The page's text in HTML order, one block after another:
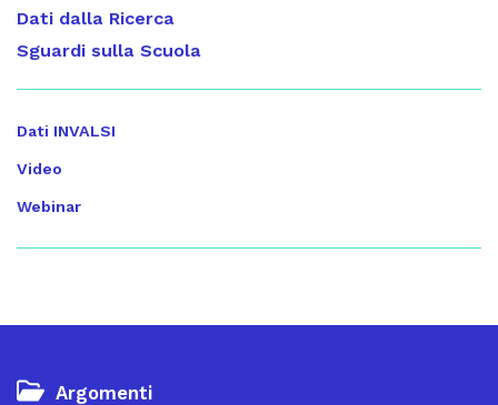
Dati dalla Ricerca
Sguardi sulla Scuola
Dati INVALSI
Video
Webinar
Argomenti